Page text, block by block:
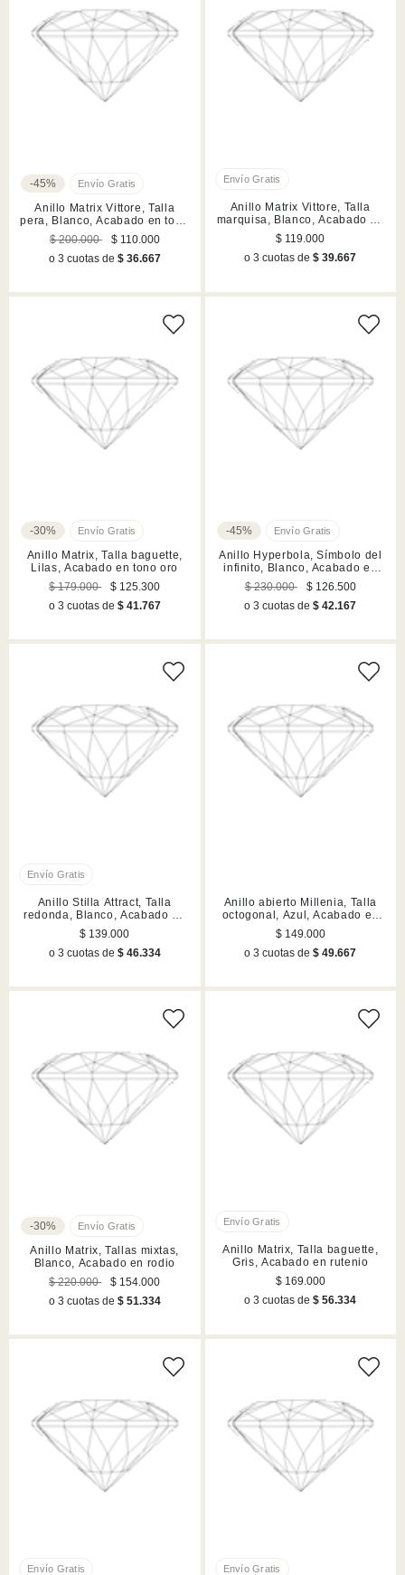
-45%
Anillo Matrix Vittore, Talla
pera, Blanco, Acabado en tono
oro rosa
$ 200.000
$ 110.000
o 3 cuotas de $ 36.667
Anillo Matrix Vittore, Talla
marquisa, Blanco, Acabado en
tono oro rosa
$ 119.000
o 3 cuotas de$ 39.667
-30%
Anillo Matrix, Talla baguette,
Lilas, Acabado en tono oro
$ 179.000
$ 125.300
o 3 cuotas de $ 41.767
-45%
Anillo Hyperbola, Símbolo del
infinito, Blanco, Acabado en
tono plateado
$ 230.000
$ 126.500
o 3 cuotas de$ 42.167
Anillo Stilla Attract, Talla
redonda, Blanco, Acabado en
tono plateado
$ 139.000
o 3 cuotas de $ 46.334
Anillo abierto Millenia, Talla
octogonal, Azul, Acabado en
rodio
$ 149.000
o 3 cuotas de$ 49.667
-30%
Anillo Matrix, Tallas mixtas,
Blanco, Acabado en rodio
$ 220.000
$ 154.000
o 3 cuotas de $ 51.334
Anillo Matrix, Talla baguette,
Gris, Acabado en rutenio
$ 169.000
o 3 cuotas de$ 56.334